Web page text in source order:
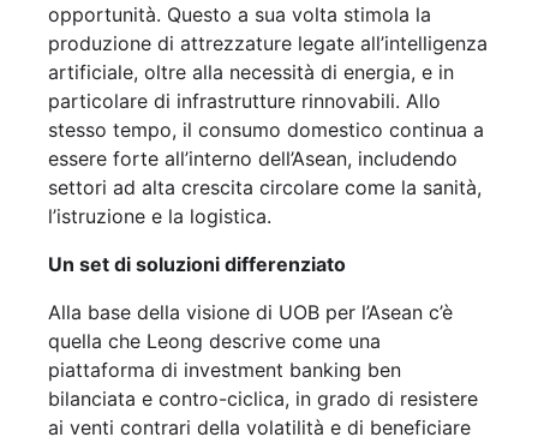
opportunità. Questo a sua volta stimola la
produzione di attrezzature legate all’intelligenza
artificiale, oltre alla necessità di energia, e in
particolare di infrastrutture rinnovabili. Allo
stesso tempo, il consumo domestico continua a
essere forte all’interno dell’Asean, includendo
settori ad alta crescita circolare come la sanità,
l’istruzione e la logistica.
Un set di soluzioni differenziato
Alla base della visione di UOB per l’Asean c’è
quella che Leong descrive come una
piattaforma di investment banking ben
bilanciata e contro-ciclica, in grado di resistere
ai venti contrari della volatilità e di beneficiare